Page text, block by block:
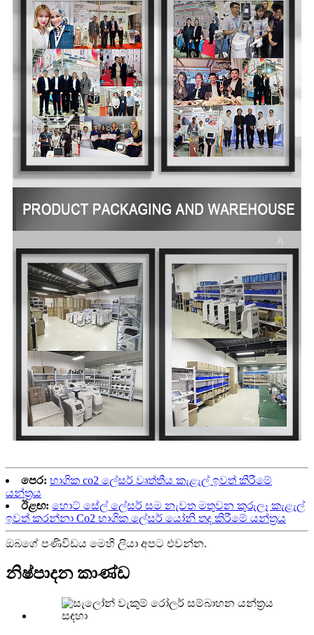
පෙර: භාගික co2 ලේසර් වෘත්තීය කැළැල් ඉවත් කිරීමේ
යන්ත්‍රය
ඊළඟ: හොට් සේල් ලේසර් සම නැවත මතුවන කුරුලෑ කැළැල්
ඉවත් කරන්නා Co2 භාගික ලේසර් යෝනි තද කිරීමේ යන්ත්‍රය
ඔබගේ පණිවිඩය මෙහි ලියා අපට එවන්න.
නිෂ්පාදන කාණ්ඩ